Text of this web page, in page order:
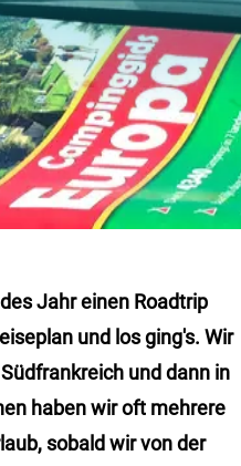
Jahr einen Roadtrip
und los ging's. Wir
Südfrankreich und dann in
haben wir oft mehrere
sobald wir von der